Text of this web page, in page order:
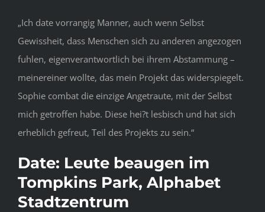
„Ich date vorrangig Manner, auch wenn Selbst
Gewissheit, dass Menschen sich zu anderen angezogen
fuhlen, eigenverantwortlich bei ihrem Abstammung –
meinereiner wollte, das mein Projekt das widerspiegelt.
Sophie combat die einzige Angetraute, mit der Selbst
mich getroffen habe. Diese hei?t lesbisch und hat sich
erheblich gefreut, Teil des Projekts zu sein.“
Date: Leute beaugen im
Tompkins Park, Alphabet
Stadtzentrum